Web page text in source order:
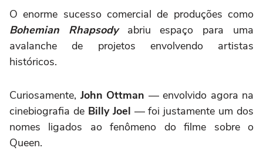
O enorme sucesso comercial de produções como
Bohemian Rhapsodyabriu espaço para uma
avalanche de projetos envolvendo artistas
históricos.
Curiosamente, John Ottman — envolvido agora na
cinebiografia de Billy Joel — foi justamente um dos
nomes ligados ao fenômeno do filme sobre o
Queen.